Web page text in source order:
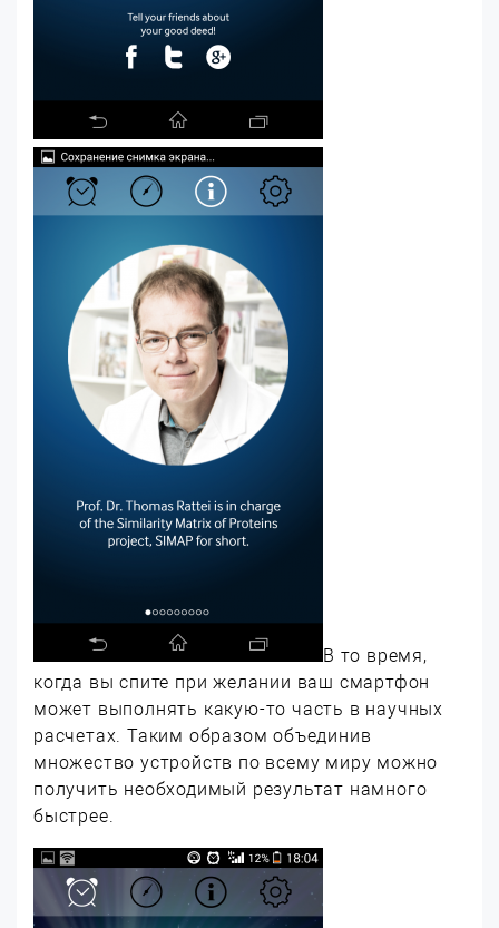
В то время,
когда вы спите при желании ваш смартфон
может выполнять какую-то часть в научных
расчетах. Таким образом объединив
множество устройств по всему миру можно
получить необходимый результат намного
быстрее.